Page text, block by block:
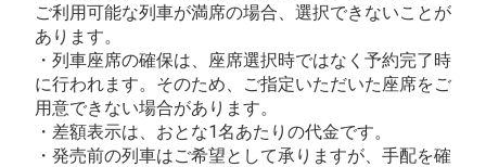
ご利用可能な列車が満席の場合、選択できないことが
あります。
・列車座席の確保は、座席選択時ではなく予約完了時
に行われます。そのため、ご指定いただいた座席をご
用意できない場合があります。
・差額表示は、おとな1名あたりの代金です。
・発売前の列車はご希望として承りますが、手配を確